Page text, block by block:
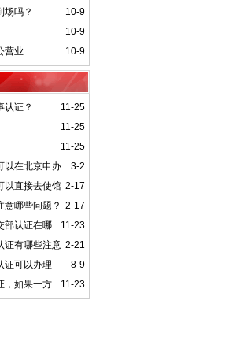
10-9
场吗？
10-9
10-9
营业
11-25
认证？
11-25
11-25
3-2
以在北京申办
2-17
以直接去使馆
2-17
意哪些问题？
11-23
部认证在哪
2-21
证有哪些注意
8-9
证可以办理
11-23
，如果一方